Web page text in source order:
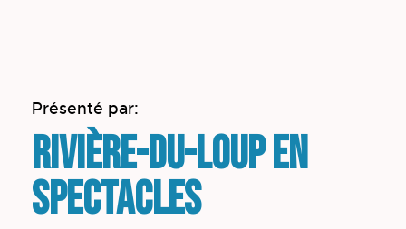
Présenté par:
Rivière-du-Loup en
spectacles